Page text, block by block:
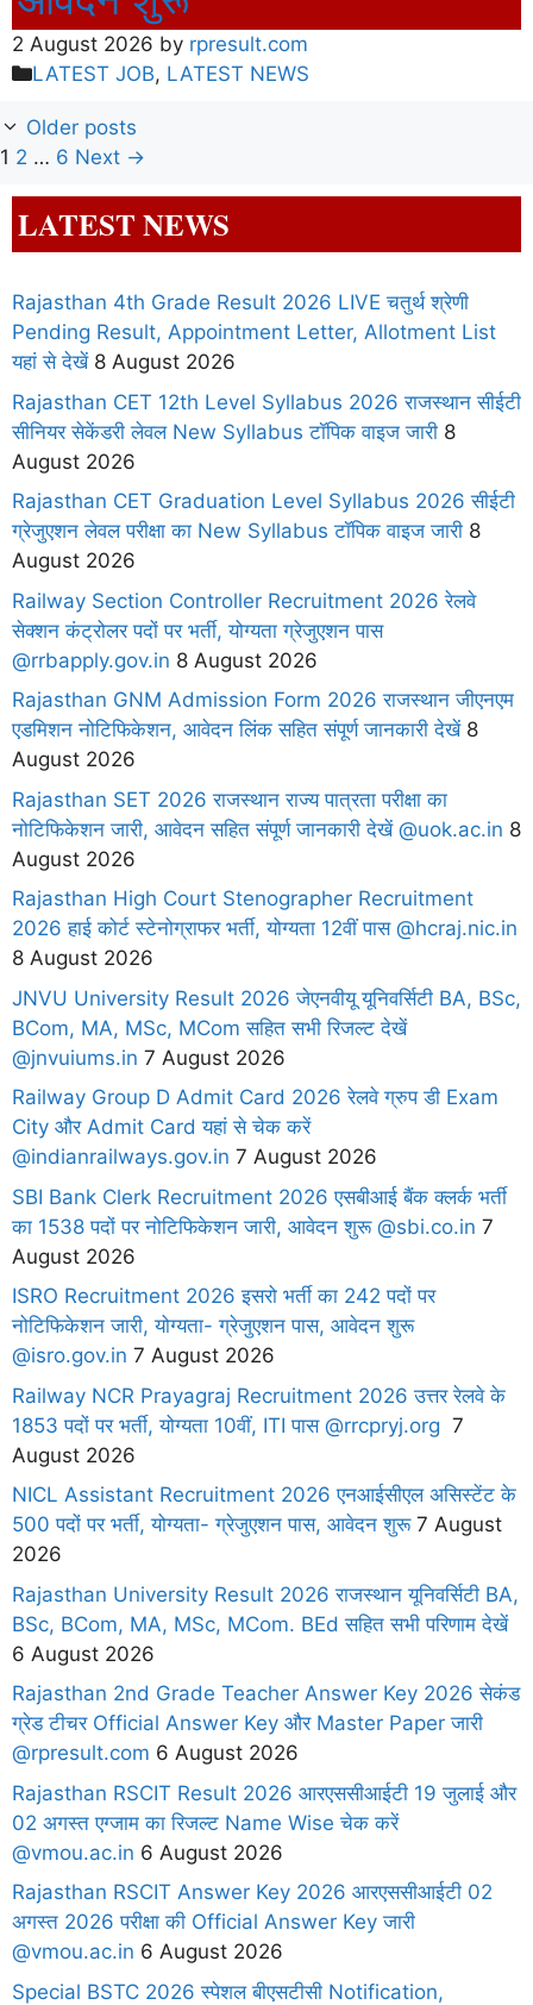
2 August 2026 by rpresult.com
Categories
LATEST JOB, LATEST NEWS
Older posts
Page
1 Page
2 … Page
6 Next →
LATEST NEWS
Rajasthan 4th Grade Result 2026 LIVE चतुर्थ श्रेणी
Pending Result, Appointment Letter, Allotment List
यहां से देखें8 August 2026
Rajasthan CET 12th Level Syllabus 2026 राजस्थान सीईटी
सीनियर सेकेंडरी लेवल New Syllabus टॉपिक वाइज जारी 8
August 2026
Rajasthan CET Graduation Level Syllabus 2026 सीईटी
ग्रेजुएशन लेवल परीक्षा का New Syllabus टॉपिक वाइज जारी 8
August 2026
Railway Section Controller Recruitment 2026 रेलवे
सेक्शन कंट्रोलर पदों पर भर्ती, योग्यता ग्रेजुएशन पास
@rrbapply.gov.in 8 August 2026
Rajasthan GNM Admission Form 2026 राजस्थान जीएनएम
एडमिशन नोटिफिकेशन, आवेदन लिंक सहित संपूर्ण जानकारी देखें8
August 2026
Rajasthan SET 2026 राजस्थान राज्य पात्रता परीक्षा का
नोटिफिकेशन जारी, आवेदन सहित संपूर्ण जानकारी देखें @uok.ac.in 8
August 2026
Rajasthan High Court Stenographer Recruitment
2026 हाई कोर्ट स्टेनोग्राफर भर्ती, योग्यता 12वीं पास @hcraj.nic.in
8 August 2026
JNVU University Result 2026 जेएनवीयू यूनिवर्सिटी BA, BSc,
BCom, MA, MSc, MCom सहित सभी रिजल्ट देखें
@jnvuiums.in 7 August 2026
Railway Group D Admit Card 2026 रेलवे ग्रुप डी Exam
City और Admit Card यहां से चेक करें
@indianrailways.gov.in 7 August 2026
SBI Bank Clerk Recruitment 2026 एसबीआई बैंक क्लर्क भर्ती
का 1538 पदों पर नोटिफिकेशन जारी, आवेदन शुरू @sbi.co.in 7
August 2026
ISRO Recruitment 2026 इसरो भर्ती का 242 पदों पर
नोटिफिकेशन जारी, योग्यता- ग्रेजुएशन पास, आवेदन शुरू
@isro.gov.in 7 August 2026
Railway NCR Prayagraj Recruitment 2026 उत्तर रेलवे के
1853 पदों पर भर्ती, योग्यता 10वीं, ITI पास @rrcpryj.org 7
August 2026
NICL Assistant Recruitment 2026 एनआईसीएल असिस्टेंट के
500 पदों पर भर्ती, योग्यता- ग्रेजुएशन पास, आवेदन शुरू7 August
2026
Rajasthan University Result 2026 राजस्थान यूनिवर्सिटी BA,
BSc, BCom, MA, MSc, MCom. BEd सहित सभी परिणाम देखें
6 August 2026
Rajasthan 2nd Grade Teacher Answer Key 2026 सेकंड
ग्रेड टीचर Official Answer Key और Master Paper जारी
@rpresult.com 6 August 2026
Rajasthan RSCIT Result 2026 आरएससीआईटी 19 जुलाई और
02 अगस्त एग्जाम का रिजल्ट Name Wise चेक करें
@vmou.ac.in 6 August 2026
Rajasthan RSCIT Answer Key 2026 आरएससीआईटी 02
अगस्त 2026 परीक्षा की Official Answer Key जारी
@vmou.ac.in 6 August 2026
Special BSTC 2026 स्पेशल बीएसटीसी Notification,